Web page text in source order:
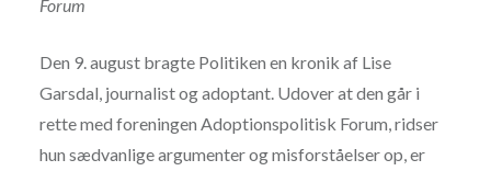
Forum
Den 9. august bragte Politiken en kronik af Lise
Garsdal, journalist og adoptant. Udover at den går i
rette med foreningen Adoptionspolitisk Forum, ridser
hun sædvanlige argumenter og misforståelser op, er